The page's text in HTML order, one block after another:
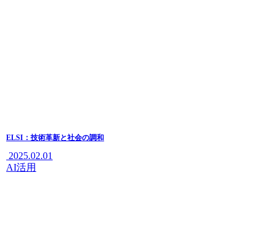
ELSI：技術革新と社会の調和
2025.02.01
AI活用